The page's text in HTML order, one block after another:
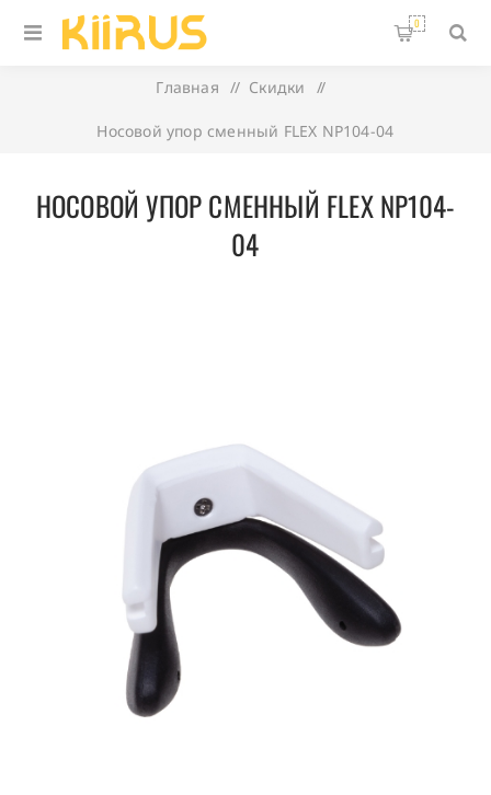
0
Главная / Скидки /
Носовой упор сменный FLEX NP104-04
НОСОВОЙ УПОР СМЕННЫЙ FLEX NP104-
04